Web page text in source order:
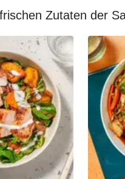
Zutaten der